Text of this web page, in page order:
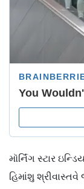
મૉર્નિંગ સ્ટાર
હિમાંશુ